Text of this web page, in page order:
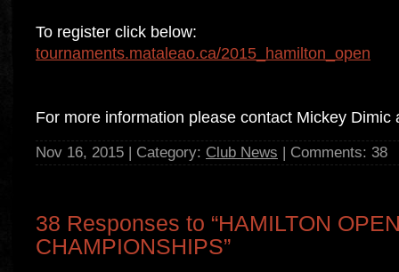
To register click below:
tournaments.mataleao.ca/2015_hamilton_open
For more information please contact Mickey Dimic
Nov 16, 2015 | Category: Club News | Comments: 38
38 Responses to “HAMILTON
CHAMPIONSHIPS”